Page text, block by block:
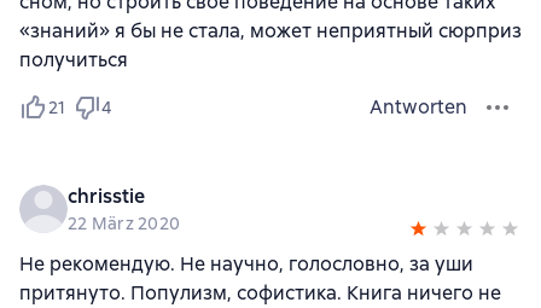
«знаний» я бы не стала, может неприятный сюрприз
получиться
21 4 Antworten
chrisstie
22 März 2020
Не рекомендую. Не научно, голословно, за уши
притянуто. Популизм, софистика. Книга ничего не